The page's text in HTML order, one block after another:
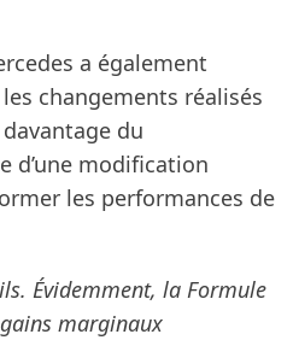
a également
changements réalisés
du
d’une modification
les performances de
Évidemment, la Formule
marginaux